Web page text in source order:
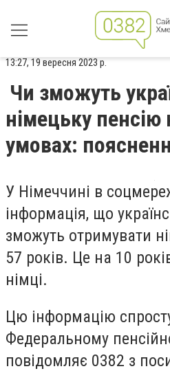
13:27, 19 вересня 2023 р.
Чи зможуть
німецьку пенсію
умовах:
У Німеччині в
інформація, що
зможуть отримувати
57 років. Це на 10
німці.
Цю інформацію
Федеральному
повідомляє 0382 з